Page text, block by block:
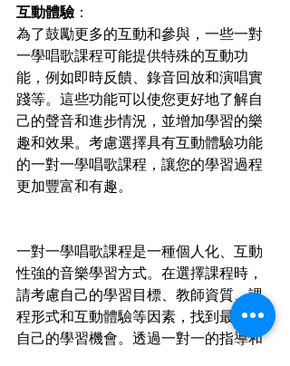
互動體驗：
為了鼓勵更多的互動和參與，一些一對
一學唱歌課程可能提供特殊的互動功
能，例如即時反饋、錄音回放和演唱實
踐等。這些功能可以使您更好地了解自
己的聲音和進步情況，並增加學習的樂
趣和效果。考慮選擇具有互動體驗功能
的一對一學唱歌課程，讓您的學習過程
更加豐富和有趣。
一對一學唱歌課程是一種個人化、互動
性強的音樂學習方式。在選擇課程時，
請考慮自己的學習目標、教師資質、課
程形式和互動體驗等因素，找到最適合
自己的學習機會。透過一對一的指導和